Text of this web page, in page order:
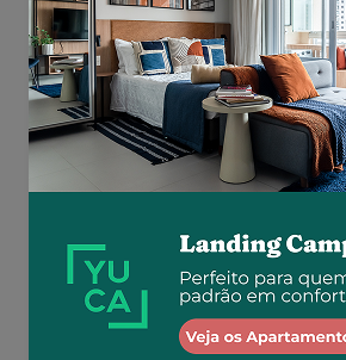
Vila Madalena • Rua Harmonia
Mobiliado • 30m² • Studio
Aluguel R$ 4.900
Similar a sua busca
Baixou o preço